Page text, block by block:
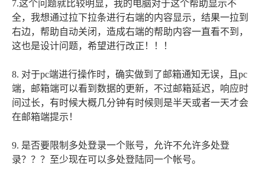
7.这个问题就比较明显，我的电脑对于这个帮助显示不
全，我想通过拉下拉条进行右端的内容显示，结果一拉到
右边，帮助自动关闭，造成右端的帮助内容一直看不到，
这也是设计问题，希望进行改正！！！
8. 对于pc端进行操作时，确实做到了邮箱通知无误，且pc
端，邮箱端可以看到数据的更新，不过邮箱延迟，响应时
间过长，有时候大概几分钟有时候则是半天或者一天才会
在邮箱端提示！
9. 是否要限制多处登录一个账号，允许不允许多处登
录？？？至少现在可以多处登陆同一个帐号。